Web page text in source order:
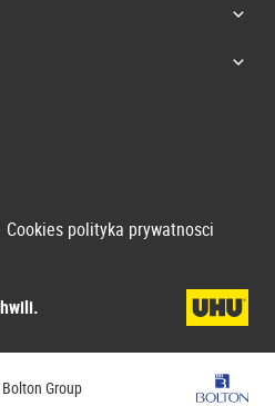
Cookies polityka prywatnosci
Group Bolton